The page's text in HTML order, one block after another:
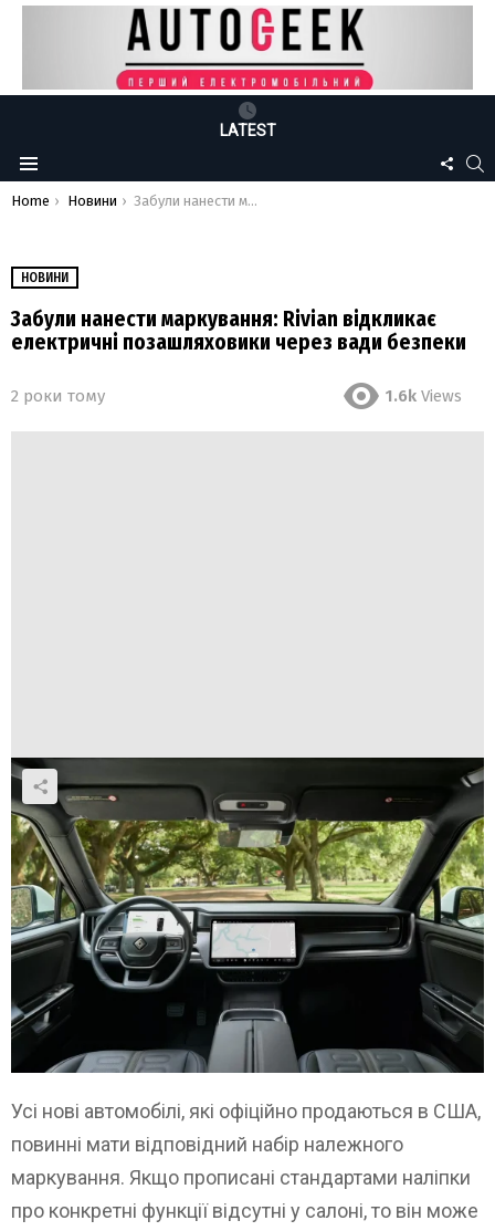
LATEST
Menu
US
You are here:
Home Новини Забули нанести маркування: Rivian відкликає електричні позашляховики через вади безпеки
НОВИНИ
Забули нанести маркування: Rivian відкликає
електричні позашляховики через вади безпеки
2 роки тому 1.6k Views
Усі нові автомобілі, які офіційно продаються в США,
повинні мати відповідний набір належного
маркування. Якщо прописані стандартами наліпки
про конкретні функції відсутні у салоні, то він може